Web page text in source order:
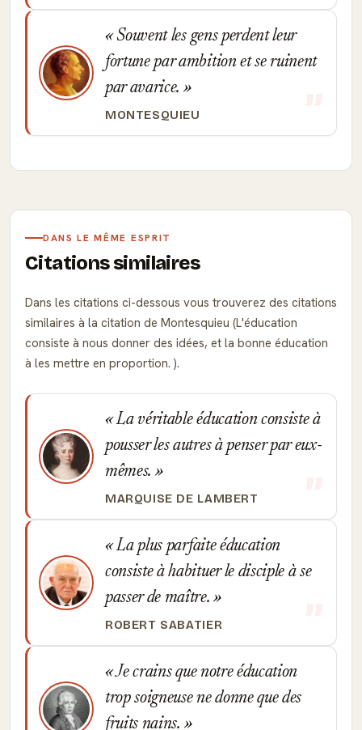
Souvent les gens perdent leur
fortune par ambition et se ruinent
par avarice.
MONTESQUIEU
DANS LE MÊME ESPRIT
Citations similaires
Dans les citations ci-dessous vous trouverez des citations
similaires à la citation de Montesquieu (L'éducation
consiste à nous donner des idées, et la bonne éducation
à les mettre en proportion. ).
La véritable éducation consiste à
pousser les autres à penser par eux-
mêmes.
MARQUISE DE LAMBERT
La plus parfaite éducation
consiste à habituer le disciple à se
passer de maître.
ROBERT SABATIER
Je crains que notre éducation
trop soigneuse ne donne que des
fruits nains.